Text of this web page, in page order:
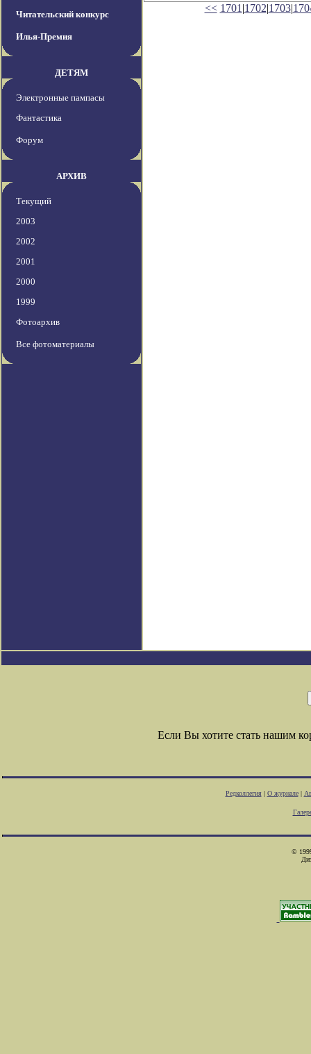
Читательский конкурс
Илья-Премия
ДЕТЯМ
Электронные пампасы
Фантастика
Форум
АРХИВ
Текущий
2003
2002
2001
2000
1999
Фотоархив
Все фотоматериалы
<< 1701 |1702|1703|
Если Вы хотите стать нашим
Редколлегия| О журнале|
©